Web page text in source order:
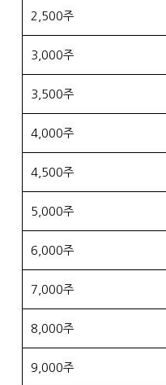
2,500주
3,000주
3,500주
4,000주
4,500주
5,000주
6,000주
7,000주
8,000주
9,000주